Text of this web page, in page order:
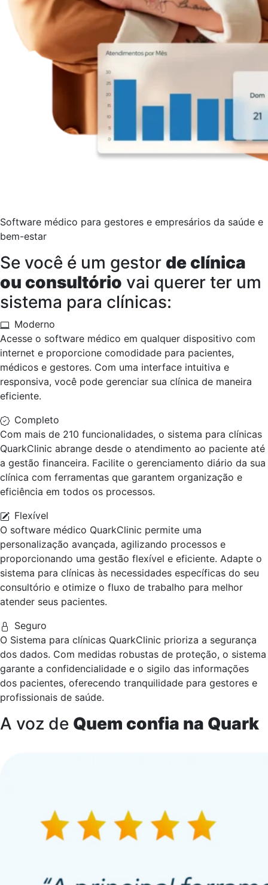
Software médico para gestores e empresários da saúde e
bem-estar
Se você é um gestor de clínica
ou consultório vai querer ter um
sistema para clínicas:
Moderno
Acesse o software médico em qualquer dispositivo com
internet e proporcione comodidade para pacientes,
médicos e gestores. Com uma interface intuitiva e
responsiva, você pode gerenciar sua clínica de maneira
eficiente.
Completo
Com mais de 210 funcionalidades, o sistema para clínicas
QuarkClinic abrange desde o atendimento ao paciente até
a gestão financeira. Facilite o gerenciamento diário da sua
clínica com ferramentas que garantem organização e
eficiência em todos os processos.
Flexível
O software médico QuarkClinic permite uma
personalização avançada, agilizando processos e
proporcionando uma gestão flexível e eficiente. Adapte o
sistema para clínicas às necessidades específicas do seu
consultório e otimize o fluxo de trabalho para melhor
atender seus pacientes.
Seguro
O Sistema para clínicas QuarkClinic prioriza a segurança
dos dados. Com medidas robustas de proteção, o sistema
garante a confidencialidade e o sigilo das informações
dos pacientes, oferecendo tranquilidade para gestores e
profissionais de saúde.
A voz de Quem confia na Quark